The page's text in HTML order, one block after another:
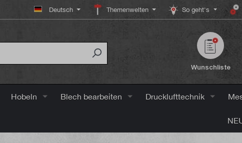
Deutsch Themenwelten So geht's
Wunschliste
Hobeln Blech bearbeiten Drucklufttechnik